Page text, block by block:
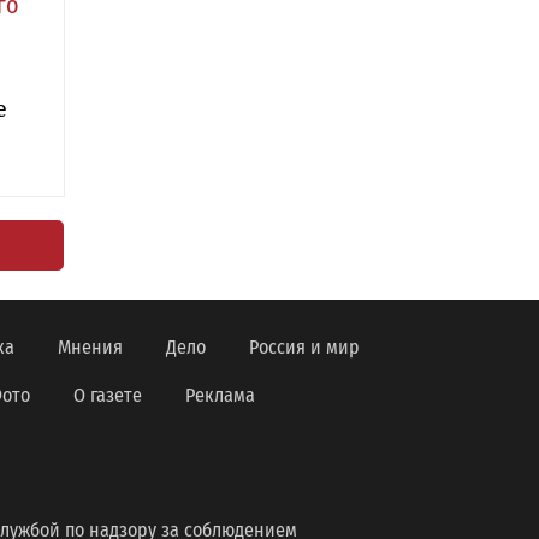
Мнения Дело Россия и мир
О газете Реклама
по надзору за соблюдением